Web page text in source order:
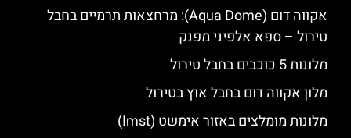
אקווה דום (Aqua Dome): מרחצאות תרמיים בחבל
טירול – ספא אלפיני מפנק
מלונות 5 כוכבים בחבל טירול
מלון אקווה דום בחבל אוץ בטירול
מלונות מומלצים באזור אימשט (Imst)